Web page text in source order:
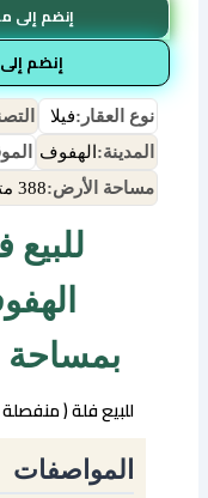
إنضم إلى
إنضم
نوع العقار:فيلا
المدينة: الهفوف
مساحة الأرض:388 متر مربع
بمساحة 388م عمرها سنة
للبيع فلة (
المواصفات